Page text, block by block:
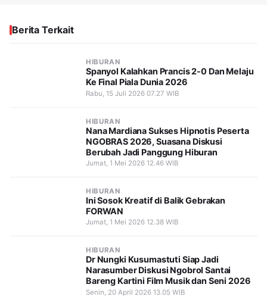
Berita Terkait
HIBURAN
Spanyol Kalahkan Prancis 2-0 Dan Melaju
Ke Final Piala Dunia 2026
Rabu, 15 Juli 2026 07.27 WIB
HIBURAN
Nana Mardiana Sukses Hipnotis Peserta
NGOBRAS 2026, Suasana Diskusi
Berubah Jadi Panggung Hiburan
Jumat, 1 Mei 2026 12.46 WIB
HIBURAN
Ini Sosok Kreatif di Balik Gebrakan
FORWAN
Jumat, 1 Mei 2026 12.38 WIB
HIBURAN
Dr Nungki Kusumastuti Siap Jadi
Narasumber Diskusi Ngobrol Santai
Bareng Kartini Film Musik dan Seni 2026
Senin, 20 April 2026 13.05 WIB